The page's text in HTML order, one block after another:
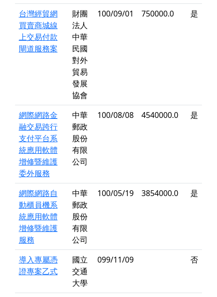
台灣經貿網
買賣商城線
上交易付款
閘道服務案
財團
法人
中華
民國
對外
貿易
發展
協會
100/09/01 750000.0 是
網際網路金
融交易跨行
支付平台系
統應用軟體
增修暨維護
委外服務
中華
郵政
股份
有限
公司
100/08/08 4540000.0 是
網際網路自
動櫃員機系
統應用軟體
增修暨維護
服務
中華
郵政
股份
有限
公司
100/05/19 3854000.0 是
導入專屬憑
證專案乙式
國立
交通
大學
099/11/09 否